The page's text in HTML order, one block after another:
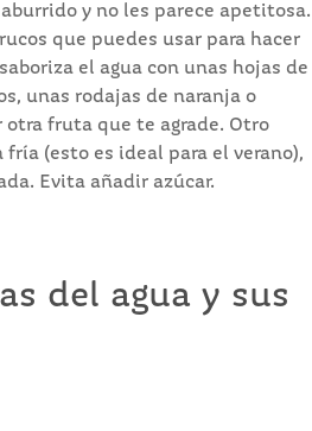
y no les parece apetitosa.
que puedes usar para hacer
el agua con unas hojas de
unas rodajas de naranja o
fruta que te agrade. Otro
(esto es ideal para el verano),
Evita añadir azúcar.
del agua y sus